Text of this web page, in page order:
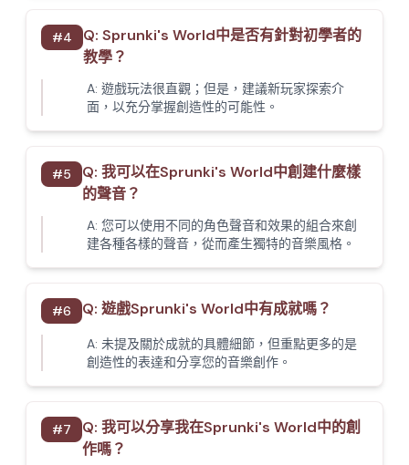
#4 Q: Sprunki's World中是否有針對初學者的
教學？
A: 遊戲玩法很直觀；但是，建議新玩家探索介
面，以充分掌握創造性的可能性。
#5 Q: 我可以在Sprunki's World中創建什麼樣
的聲音？
A: 您可以使用不同的角色聲音和效果的組合來創
建各種各樣的聲音，從而產生獨特的音樂風格。
#6 Q: 遊戲Sprunki's World中有成就嗎？
A: 未提及關於成就的具體細節，但重點更多的是
創造性的表達和分享您的音樂創作。
#7 Q: 我可以分享我在Sprunki's World中的創
作嗎？